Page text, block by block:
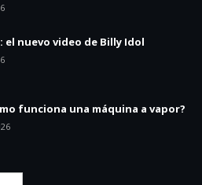
el nuevo video de Billy Idol
funciona una máquina a vapor?